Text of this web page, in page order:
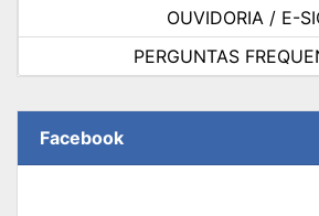
OUVIDORIA / E-
PERGUNTAS
Facebook